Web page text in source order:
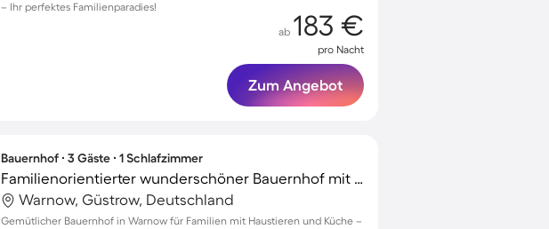
– Ihr perfektes Familienparadies!
ab 183 €
pro Nacht
Zum Angebot
Bauernhof ∙ 3 Gäste ∙ 1 Schlafzimmer
Familienorientierter wunderschöner Bauernhof mit Terrasse | Haustierfreundlich
Warnow, Güstrow, Deutschland
Gemütlicher Bauernhof in Warnow für Familien mit Haustieren und Küche –